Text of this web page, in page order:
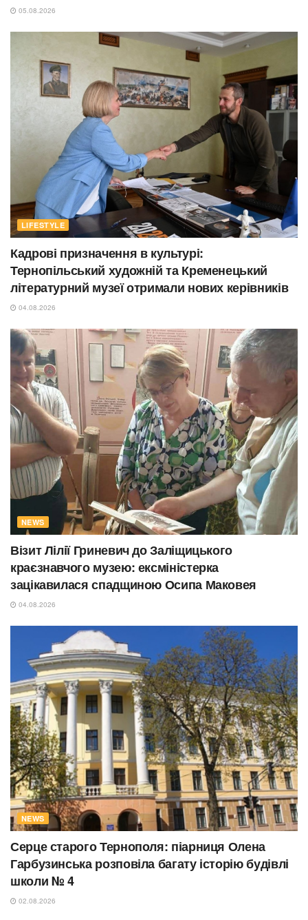
05.08.2026
LIFESTYLE
Кадрові призначення в культурі:
Тернопільський художній та Кременецький
літературний музеї отримали нових керівників
04.08.2026
NEWS
Візит Лілії Гриневич до Заліщицького
краєзнавчого музею: ексміністерка
зацікавилася спадщиною Осипа Маковея
04.08.2026
NEWS
Серце старого Тернополя: піарниця Олена
Гарбузинська розповіла багату історію будівлі
школи № 4
02.08.2026